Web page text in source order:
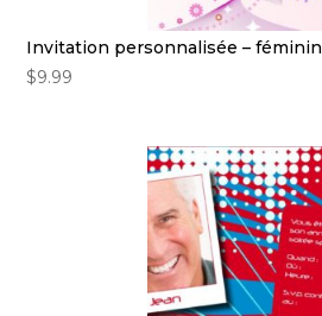
Invitation personnalisée – féminin
$9.99